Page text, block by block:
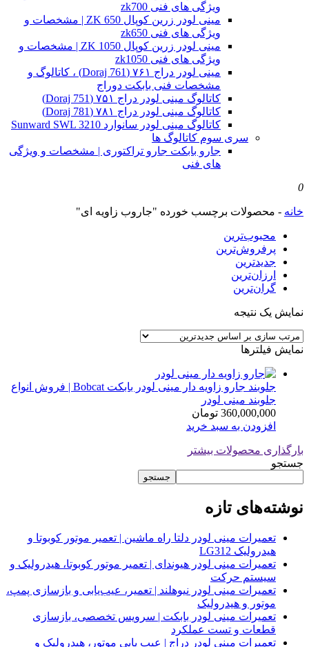
ویژگی های فنی zk700
مینی لودر زرین کوپال ZK 650 | مشخصات و
ویژگی های فنی zk650
مینی لودر زرین کوپال ZK 1050 | مشخصات و
ویژگی های فنی zk1050
مینی لودر دراج ۷۶۱ (Doraj 761) ، کاتالوگ و
مشخصات فنی بابکت دوراج
کاتالوگ مینی لودر دراج ۷۵۱ (Doraj 751)
کاتالوگ مینی لودر دراج ۷۸۱ (Doraj 781)
کاتالوگ مینی لودر سانوارد Sunward SWL 3210
سری سوم کاتالوگ ها
جارو بابکت جارو تراکتوری | مشخصات و ویژگی
های فنی
0
خانه - محصولات برچسب خورده "جاروب زاویه ای"
محبوب‌ترین
پرفروش‌ترین
جدیدترین
ارزان‌ترین
گران‌ترین
نمایش یک نتیجه
نمایش فیلترها
جلوبند جارو زاویه دار مینی لودر بابکت Bobcat | فروش انواع
جلوبند مینی لودر
360,000,000 تومان
افزودن به سبد خرید
بارگذاری محصولات بیشتر
جستجو
جستجو
نوشته‌های تازه
تعمیرات مینی لودر دلتا راه ماشین | تعمیر موتور کوبوتا و
هیدرولیک LG312
تعمیرات مینی لودر هیوندای | تعمیر موتور کوبوتا، هیدرولیک و
سیستم حرکت
تعمیرات مینی لودر نیوهلند | تعمیر، عیب‌یابی و بازسازی پمپ،
موتور و هیدرولیک
تعمیرات مینی لودر بابکت | سرویس تخصصی، بازسازی
قطعات و تست عملکرد
تعمیرات مینی لودر دراج | عیب یابی موتور، هیدرولیک و